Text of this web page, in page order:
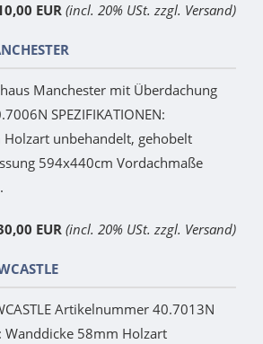
EUR (incl. 20% USt. zzgl. Versand)
Manchester mit Überdachung
SPEZIFIKATIONEN:
unbehandelt, gehobelt
594x440cm Vordachmaße
EUR (incl. 20% USt. zzgl. Versand)
Artikelnummer 40.7013N
Wanddicke 58mm Holzart